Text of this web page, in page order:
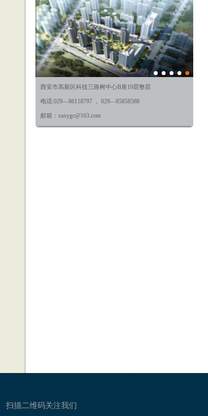
西安市高新区科技三路树中心B座19层整层
电话:029—86118797 ， 029—85858588
邮箱：xaxygc@163.com
扫描二维码关注我们